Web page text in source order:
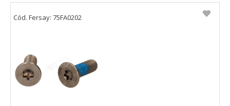
Cód. Fersay: 75FA0202